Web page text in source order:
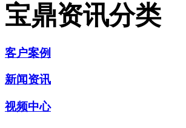
宝鼎资讯分类
客户案例
新闻资讯
视频中心